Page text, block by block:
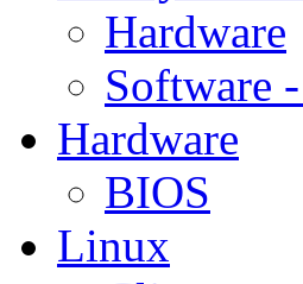
Hardware
Software
Hardware
BIOS
Linux